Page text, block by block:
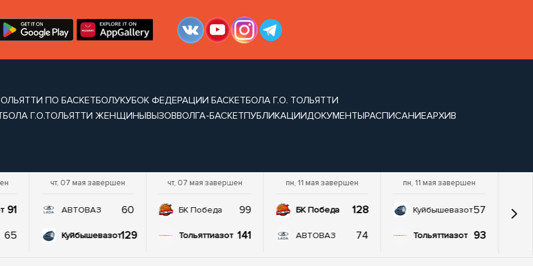
ПО БАСКЕТБОЛУКУБОК ФЕДЕРАЦИИ БАСКЕТБОЛА Г.О. ТОЛЬЯТТИ
Г.О.ТОЛЬЯТТИ ЖЕНЩИНЫВЫЗОВВОЛГА-БАСКЕТПУБЛИКАЦИИДОКУМЕНТЫРАСПИСАНИЕАРХИВ
91
65
чт, 07 мая завершен
АВТОВАЗ 60
Куйбышевазот129
чт, 07 мая завершен
БК Победа 99
Тольяттиазот 141
пн, 11 мая завершен
БК Победа 128
АВТОВАЗ 74
пн, 11 мая завершен
Куйбышевазот57
Тольяттиазот 93